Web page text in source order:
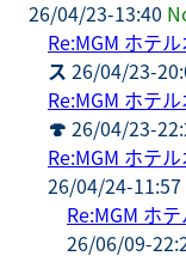
26/04/23-13:40
Re:MGM ホテ
ス 26/04/23-
Re:MGM ホテ
🍄 26/04/23-
Re:MGM ホテ
26/04/24-11:57
Re:MGM ホ
26/06/09-